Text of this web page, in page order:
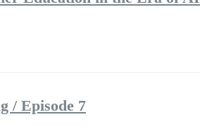
/ Episode 7